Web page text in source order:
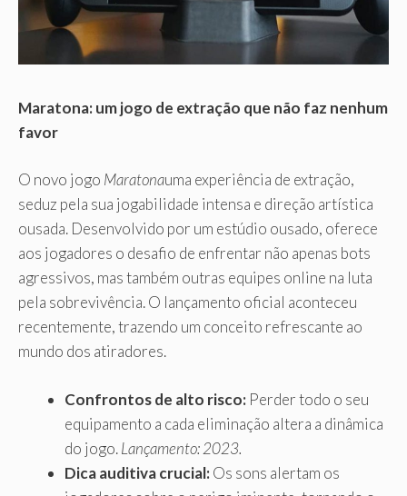
Maratona: um jogo de extração que não faz nenhum
favor
O novo jogo Maratonauma experiência de extração,
seduz pela sua jogabilidade intensa e direção artística
ousada. Desenvolvido por um estúdio ousado, oferece
aos jogadores o desafio de enfrentar não apenas bots
agressivos, mas também outras equipes online na luta
pela sobrevivência. O lançamento oficial aconteceu
recentemente, trazendo um conceito refrescante ao
mundo dos atiradores.
Confrontos de alto risco: Perder todo o seu
equipamento a cada eliminação altera a dinâmica
do jogo.Lançamento: 2023.
Dica auditiva crucial:Os sons alertam os